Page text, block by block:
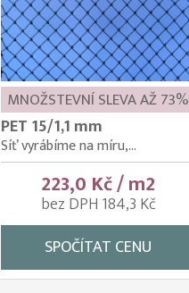
MNOŽSTEVNÍ SLEVA AŽ 73%
PET 15/1,1 mm
Síť vyrábíme na míru,...
223,0 Kč / m2
bez DPH 184,3 Kč
SPOČÍTAT CENU